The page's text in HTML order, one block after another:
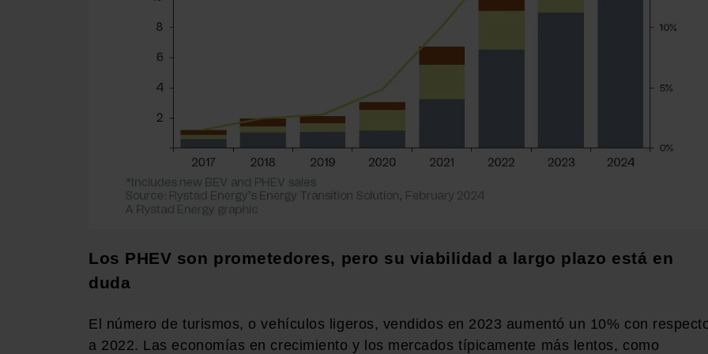
Los PHEV son prometedores, pero su viabilidad a largo plazo está en
duda
El número de turismos, o vehículos ligeros, vendidos en 2023 aumentó un 10% con
a 2022. Las economías en crecimiento y los mercados típicamente más lentos, como